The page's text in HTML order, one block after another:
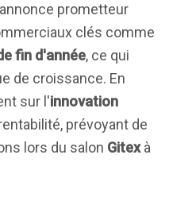
prometteur
clés comme
fin d'année, ce qui
de croissance. En
sur l'innovation
prévoyant de
lors du salon Gitexà